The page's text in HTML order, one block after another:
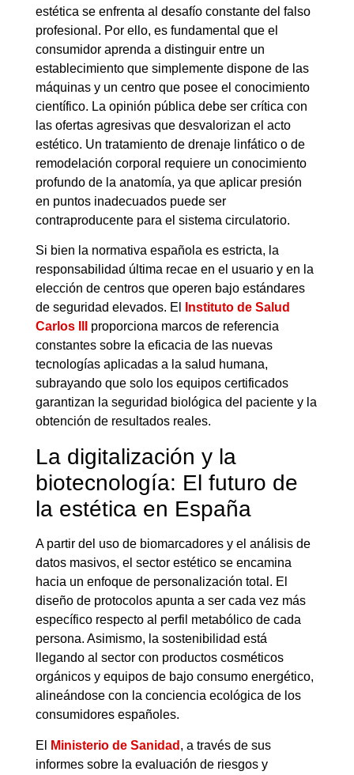
estética se enfrenta al desafío constante del falso
profesional. Por ello, es fundamental que el
consumidor aprenda a distinguir entre un
establecimiento que simplemente dispone de las
máquinas y un centro que posee el conocimiento
científico. La opinión pública debe ser crítica con
las ofertas agresivas que desvalorizan el acto
estético. Un tratamiento de drenaje linfático o de
remodelación corporal requiere un conocimiento
profundo de la anatomía, ya que aplicar presión
en puntos inadecuados puede ser
contraproducente para el sistema circulatorio.
Si bien la normativa española es estricta, la
responsabilidad última recae en el usuario y en la
elección de centros que operen bajo estándares
de seguridad elevados. El
Instituto de Salud
Carlos III
proporciona marcos de referencia
constantes sobre la eficacia de las nuevas
tecnologías aplicadas a la salud humana,
subrayando que solo los equipos certificados
garantizan la seguridad biológica del paciente y la
obtención de resultados reales.
La digitalización y la
biotecnología: El futuro de
la estética en España
A partir del uso de biomarcadores y el análisis de
datos masivos, el sector estético se encamina
hacia un enfoque de personalización total. El
diseño de protocolos apunta a ser cada vez más
específico respecto al perfil metabólico de cada
persona. Asimismo, la sostenibilidad está
llegando al sector con productos cosméticos
orgánicos y equipos de bajo consumo energético,
alineándose con la conciencia ecológica de los
consumidores españoles.
El Ministerio de Sanidad , a través de sus
informes sobre la evaluación de riesgos y